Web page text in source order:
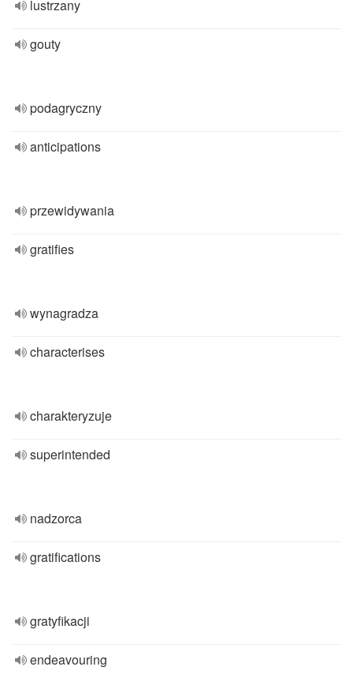
lustrzany
gouty
podagryczny
anticipations
przewidywania
gratifies
wynagradza
characterises
charakteryzuje
superintended
nadzorca
gratifications
gratyfikacji
endeavouring